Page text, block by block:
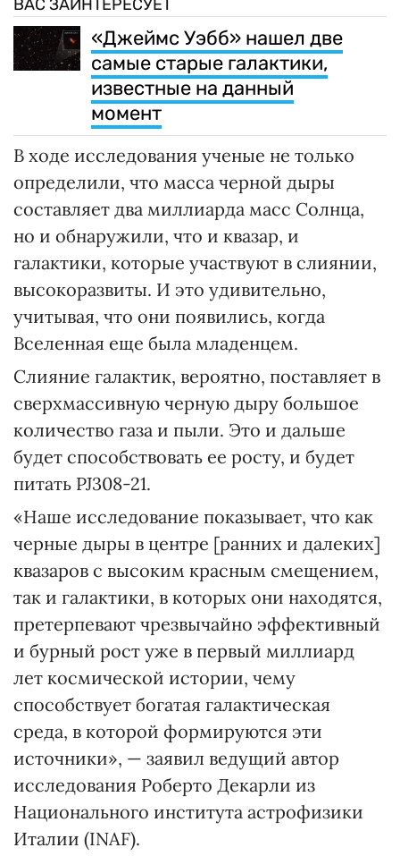
ВАС ЗАИНТЕРЕСУЕТ
«Джеймс Уэбб» нашел две
самые старые галактики,
известные на данный
момент
В ходе исследования ученые не только
определили, что масса черной дыры
составляет два миллиарда масс Солнца,
но и обнаружили, что и квазар, и
галактики, которые участвуют в слиянии,
высокоразвиты. И это удивительно,
учитывая, что они появились, когда
Вселенная еще была младенцем.
Слияние галактик, вероятно, поставляет в
сверхмассивную черную дыру большое
количество газа и пыли. Это и дальше
будет способствовать ее росту, и будет
питать PJ308-21.
«Наше исследование показывает, что как
черные дыры в центре [ранних и далеких]
квазаров с высоким красным смещением,
так и галактики, в которых они находятся,
претерпевают чрезвычайно эффективный
и бурный рост уже в первый миллиард
лет космической истории, чему
способствует богатая галактическая
среда, в которой формируются эти
источники», — заявил ведущий автор
исследования Роберто Декарли из
Национального института астрофизики
Италии (INAF).